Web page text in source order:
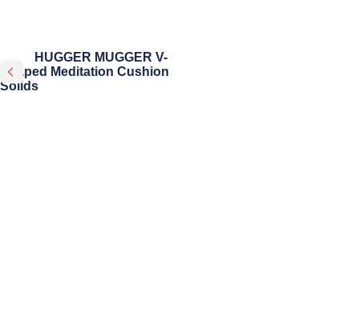
HUGGER MUGGER V-
Shaped Meditation Cushion
Solids